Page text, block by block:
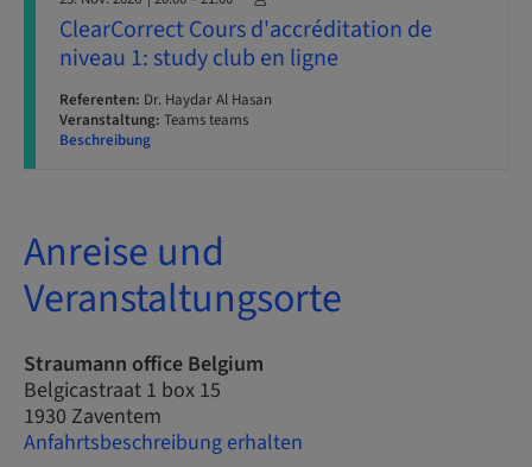
ClearCorrect Cours d'accréditation de
niveau 1: study club en ligne
Referenten: Dr. Haydar Al Hasan
Veranstaltung: Teams teams
Beschreibung
Anreise und
Veranstaltungsorte
Straumann office Belgium
Belgicastraat 1 box 15
1930 Zaventem
Anfahrtsbeschreibung erhalten